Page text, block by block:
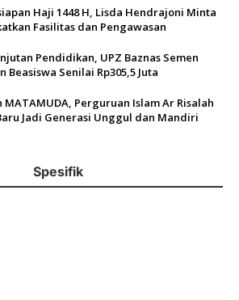
Haji 1448 H, Lisda Hendrajoni Minta
Fasilitas dan Pengawasan
Pendidikan, UPZ Baznas Semen
Beasiswa Senilai Rp305,5 Juta
MATAMUDA, Perguruan Islam Ar Risalah
Jadi Generasi Unggul dan Mandiri
Spesifik